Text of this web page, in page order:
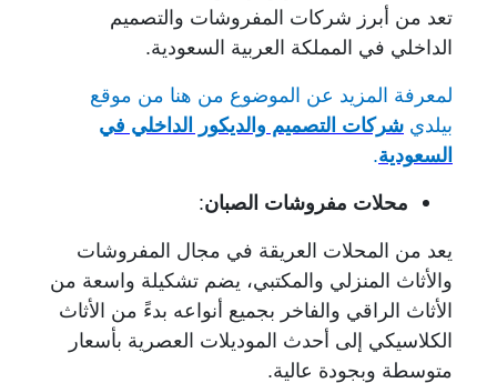
تعد من أبرز شركات المفروشات والتصميم
الداخلي في المملكة العربية السعودية.
لمعرفة المزيد عن الموضوع من هنا من موقع
بيلدي شركات التصميم والديكور الداخلي في
السعودية.
محلات مفروشات الصبان:
يعد من المحلات العريقة في مجال المفروشات
والأثاث المنزلي والمكتبي، يضم تشكيلة واسعة من
الأثاث الراقي والفاخر بجميع أنواعه بدءً من الأثاث
الكلاسيكي إلى أحدث الموديلات العصرية بأسعار
متوسطة وبجودة عالية.